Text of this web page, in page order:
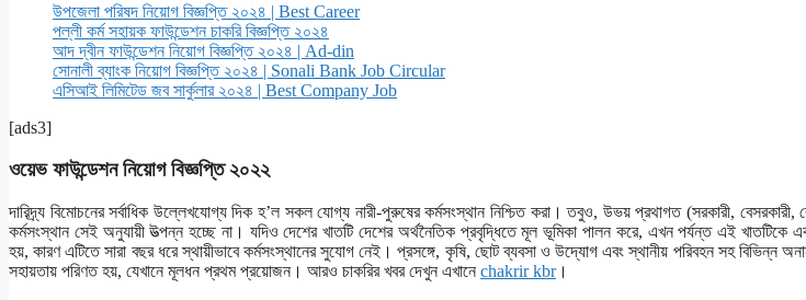
উপজেলা পরিষদ নিয়োগ বিজ্ঞপ্তি ২০২৪ | Best Career
পল্লী কর্ম সহায়ক ফাউন্ডেশন চাকরি বিজ্ঞপ্তি ২০২৪
আদ দ্বীন ফাউন্ডেশন নিয়োগ বিজ্ঞপ্তি ২০২৪ | Ad-din
সোনালী ব্যাংক নিয়োগ বিজ্ঞপ্তি ২০২৪ | Sonali Bank Job Circular
এসিআই লিমিটেড জব সার্কুলার ২০২৪ | Best Company Job
[ads3]
ওয়েভ ফাউন্ডেশন নিয়োগ বিজ্ঞপ্তি ২০২২
দারিদ্র্য বিমোচনের সর্বাধিক উল্লেখযোগ্য দিক হ’ল সকল যোগ্য নারী-পুরুষের কর্মসংস্থান নিশ্চিত করা। তবুও, উভয় প্রথাগত (সরকারী, বেসরকারী,
কর্মসংস্থান সেই অনুযায়ী উত্পন্ন হচ্ছে না। যদিও দেশের খাতটি দেশের অর্থনৈতিক প্রবৃদ্ধিতে মূল ভূমিকা পালন করে, এখন পর্যন্ত এই খাতটিকে
হয়, কারণ এটিতে সারা বছর ধরে স্থায়ীভাবে কর্মসংস্থানের সুযোগ নেই। প্রসঙ্গে, কৃষি, ছোট ব্যবসা ও উদ্যোগ এবং স্থানীয় পরিবহন সহ বিভিন্ন
সহায়তায় পরিণত হয়, যেখানে মূলধন প্রথম প্রয়োজন। আরও চাকরির খবর দেখুন এখানে chakrir kbr।